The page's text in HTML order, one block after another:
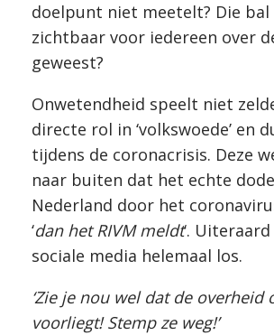
doelpunt niet meetelt? Die bal
zichtbaar voor iedereen over
geweest?
Onwetendheid speelt niet
directe rol in ‘volkswoede’ en
tijdens de coronacrisis. Deze
naar buiten dat het echte
Nederland door het
‘dan het RIVM meldt‘.
sociale media helemaal los.
‘Zie je nou wel dat de overheid
voorliegt! Stemp ze weg!’